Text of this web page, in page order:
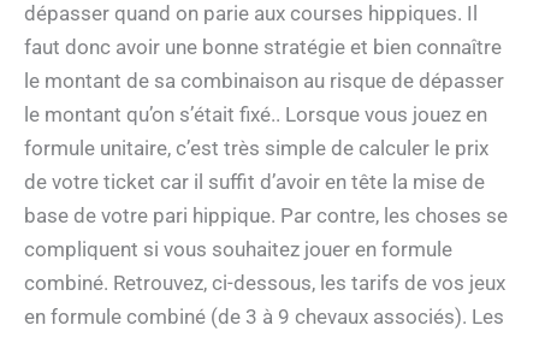
dépasser quand on parie aux courses hippiques. Il
faut donc avoir une bonne stratégie et bien connaître
le montant de sa combinaison au risque de dépasser
le montant qu’on s’était fixé.. Lorsque vous jouez en
formule unitaire, c’est très simple de calculer le prix
de votre ticket car il suffit d’avoir en tête la mise de
base de votre pari hippique. Par contre, les choses se
compliquent si vous souhaitez jouer en formule
combiné. Retrouvez, ci-dessous, les tarifs de vos jeux
en formule combiné (de 3 à 9 chevaux associés). Les